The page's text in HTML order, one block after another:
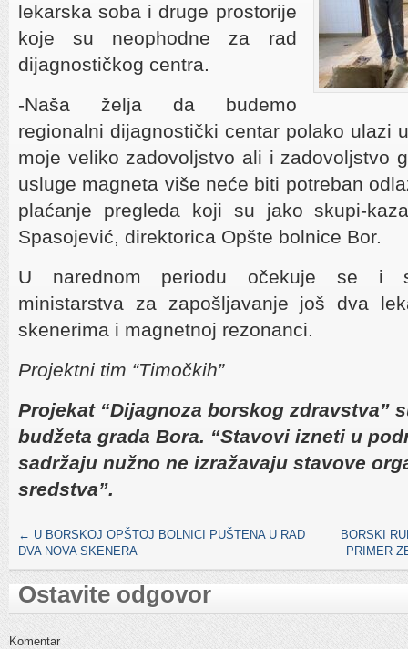
lekarska soba i druge prostorije
koje su neophodne za rad
dijagnostičkog centra.
-Naša želja da budemo
regionalni dijagnostički centar polako ulazi
moje veliko zadovoljstvo ali i zadovoljstvo
usluge magneta više neće biti potreban
plaćanje pregleda koji su jako skupi-
Spasojević, direktorica Opšte bolnice Bor.
U narednom periodu očekuje se i
ministarstva za zapošljavanje još dva
skenerima i magnetnoj rezonanci.
Projektni tim “Timočkih”
Projekat “Dijagnoza borskog zdravstva”
budžeta grada Bora. “Stavovi izneti u
sadržaju nužno ne izražavaju stavove
sredstva”.
← U BORSKOJ OPŠTOJ BOLNICI PUŠTENA U RAD
DVA NOVA SKENERA
BORSKI
PRIMER
Ostavite odgovor
Komentar